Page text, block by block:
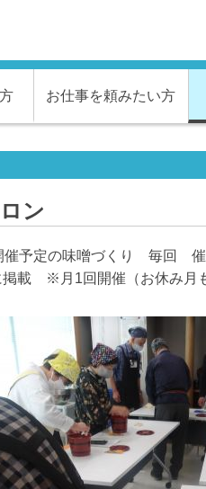
お仕事を頼みたい方
ン
催予定の味噌づくり 毎回 催
載 ※月1回開催（お休み月も